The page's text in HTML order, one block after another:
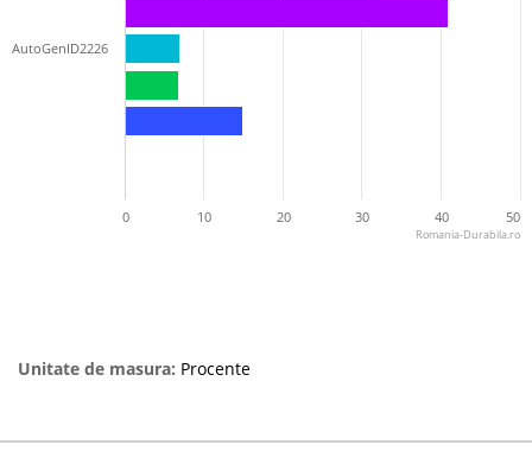
AutoGenID2226
0 10 20 30 40 50
Romania-Durabila.ro
Unitate de masura: Procente